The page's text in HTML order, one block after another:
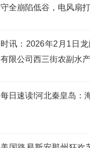
守全崩陷低谷，电风扇
时讯：2026年2月1日龙
有限公司西三街农副水
每日速读!河北秦皇岛：